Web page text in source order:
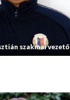
szakmai vezető